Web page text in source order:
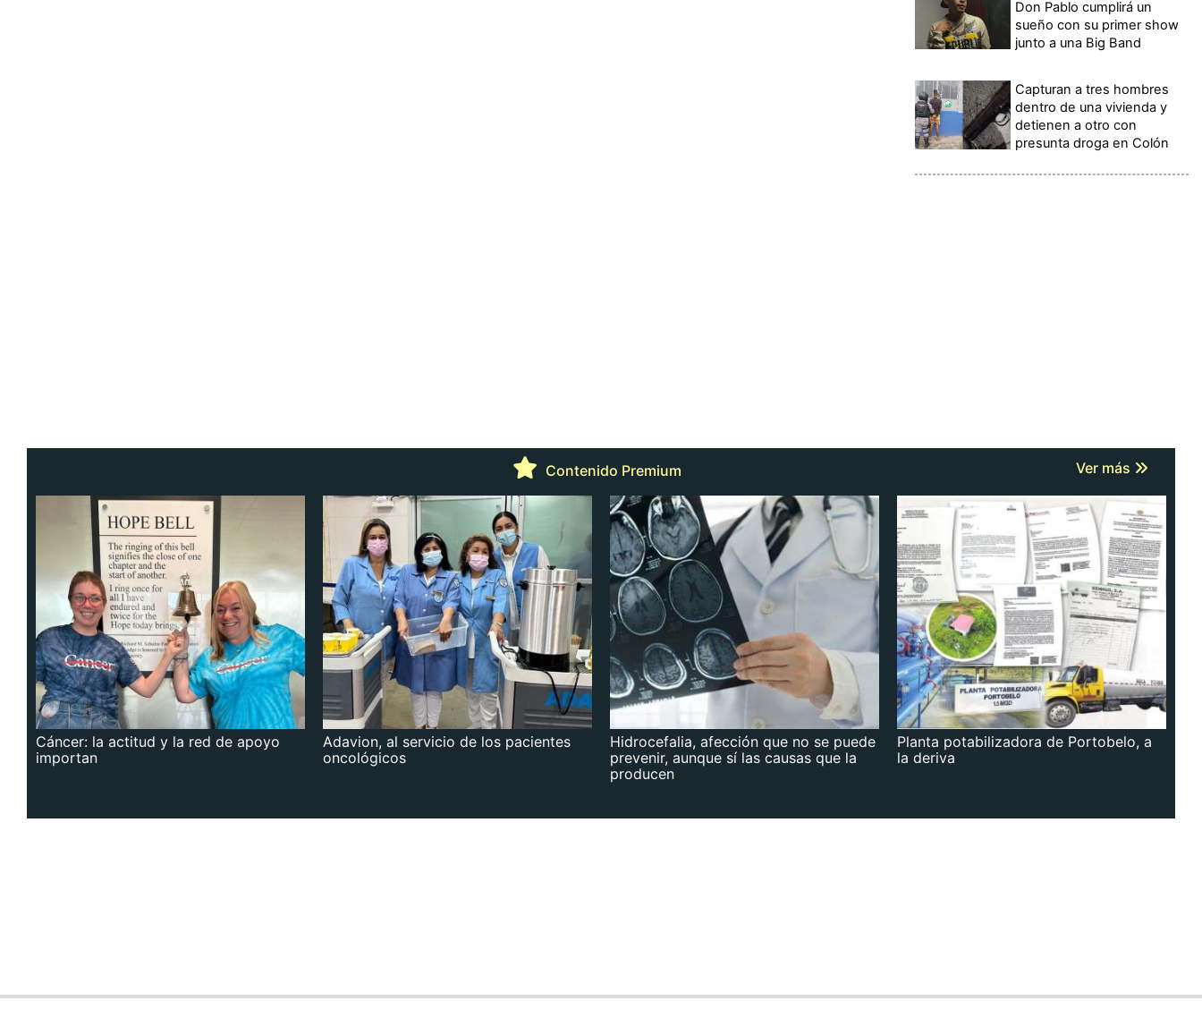
Don Pablo cumplirá un
sueño con su primer show
junto a una Big Band
Capturan a tres hombres
dentro de una vivienda y
detienen a otro con
presunta droga en Colón
Contenido Premium Ver más
Cáncer: la actitud y la red de apoyo
importan
Adavion, al servicio de los pacientes
oncológicos
Hidrocefalia, afección que no se puede
prevenir, aunque sí las causas que la
producen
Planta potabilizadora de Portobelo, a
la deriva